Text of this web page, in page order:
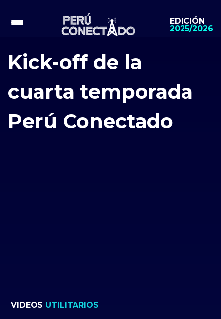
EDICIÓN
2025/2026
Kick-off de la
cuarta temporada
Perú Conectado
VIDEOS UTILITARIOS